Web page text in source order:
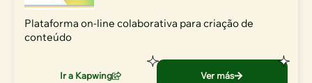
Plataforma on-line colaborativa para criação de
conteúdo
Ir a Kapwing Ver más